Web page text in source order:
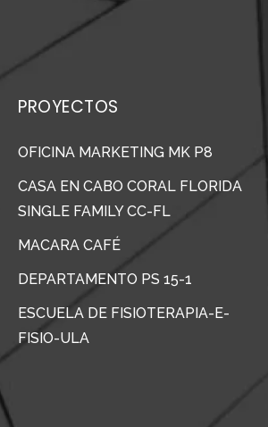
PROYECTOS
OFICINA MARKETING MK P8
CASA EN CABO CORAL FLORIDA
SINGLE FAMILY CC-FL
MACARA CAFÉ
DEPARTAMENTO PS 15-1
ESCUELA DE FISIOTERAPIA-E-
FISIO-ULA